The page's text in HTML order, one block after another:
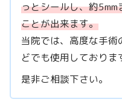
っとシールし、約
ことが出来ます。
当院では、高度な手
どでも使用しておりま
是非ご相談下さい。